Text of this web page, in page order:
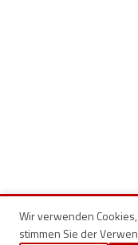
Wir verwenden
stimmen Sie der